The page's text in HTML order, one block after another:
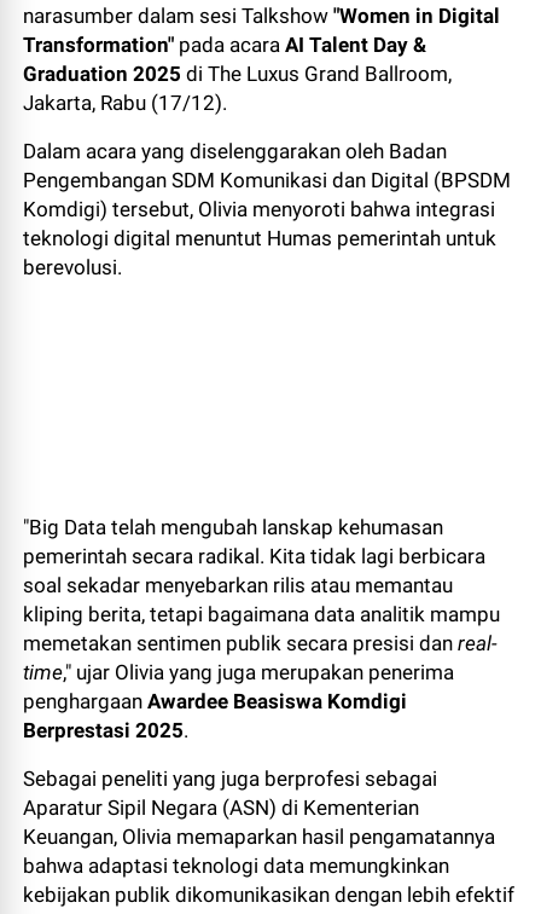
narasumber dalam sesi Talkshow"Women in Digital
Transformation" pada acaraAI Talent Day &
Graduation 2025 di The Luxus Grand Ballroom,
Jakarta, Rabu (17/12).
Dalam acara yang diselenggarakan oleh Badan
Pengembangan SDM Komunikasi dan Digital (BPSDM
Komdigi) tersebut, Olivia menyoroti bahwa integrasi
teknologi digital menuntut Humas pemerintah untuk
berevolusi.
"Big Data telah mengubah lanskap kehumasan
pemerintah secara radikal. Kita tidak lagi berbicara
soal sekadar menyebarkan rilis atau memantau
kliping berita, tetapi bagaimana data analitik mampu
memetakan sentimen publik secara presisi danreal-
time," ujar Olivia yang juga merupakan penerima
penghargaanAwardee Beasiswa Komdigi
Berprestasi 2025.
Sebagai peneliti yang juga berprofesi sebagai
Aparatur Sipil Negara (ASN) di Kementerian
Keuangan, Olivia memaparkan hasil pengamatannya
bahwa adaptasi teknologi data memungkinkan
kebijakan publik dikomunikasikan dengan lebih efektif